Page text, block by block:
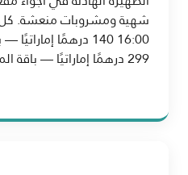
16:00 140 درهمًا
299 درهمًا إماراتيًا — باقة المشروبات الكحولية